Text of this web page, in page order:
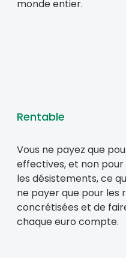
monde entier.
Rentable
Vous ne payez que
effectives, et non pour
les désistements, ce
ne payer que pour les
concrétisées et de
chaque euro compte.